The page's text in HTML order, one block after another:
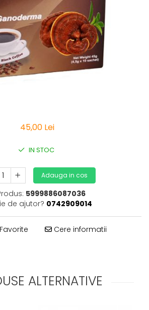
45,00 Lei
IN STOC
Adauga in cos
5999886087036
de ajutor? 0742909014
Cere informatii
ALTERNATIVE